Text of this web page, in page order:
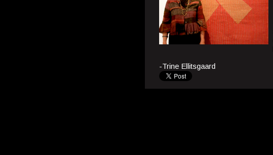
-Trine Ellitsgaard